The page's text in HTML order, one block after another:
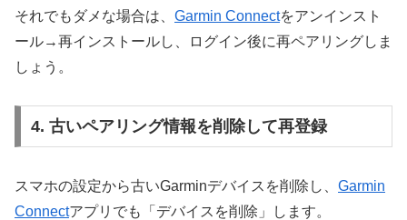
それでもダメな場合は、 Garmin Connectをアンインスト
ール→再インストールし、ログイン後に再ペアリングしま
しょう。
4. 古いペアリング情報を削除して再登録
スマホの設定から古いGarminデバイスを削除し、 Garmin
Connectアプリでも「デバイスを削除」します。